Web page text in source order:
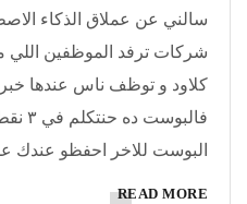
سالني عن عملاق الذكاء
شركات ترفد الموظفين اللي
كلاود و توظف ناس عندها
البوست للاخر احفظو عندك
READ MORE